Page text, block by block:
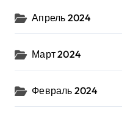
Апрель 2024
Март 2024
Февраль 2024